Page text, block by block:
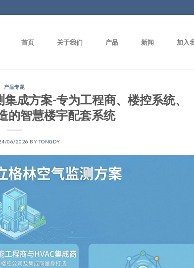
首页 关于我们 产品 新闻 加入
产品专题
成方案-专为工程商、楼控系统、
的智慧楼宇配套系统
06/2026 BYTONGDY